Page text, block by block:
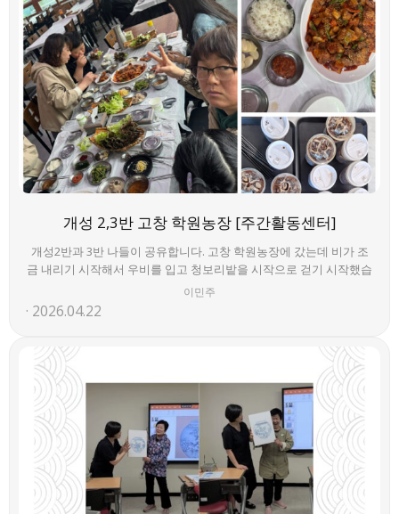
개성 2,3반 고창 학원농장 [주간활동센터]
개성2반과 3반 나들이 공유합니다. 고창 학원농장에 갔는데 비가 조
금 내리기 시작해서 우비를 입고 청보리밭을 시작으로 걷기 시작했습
니다. 차츰 비가 잦아들어 유채꽃 가득한 곳으로 향할 수 있었고, 좀 더
가보니 비가 그쳤습니다. 나름 운치있고, 나름 잊지못할 추억의 시간
이민주
2026.04.22